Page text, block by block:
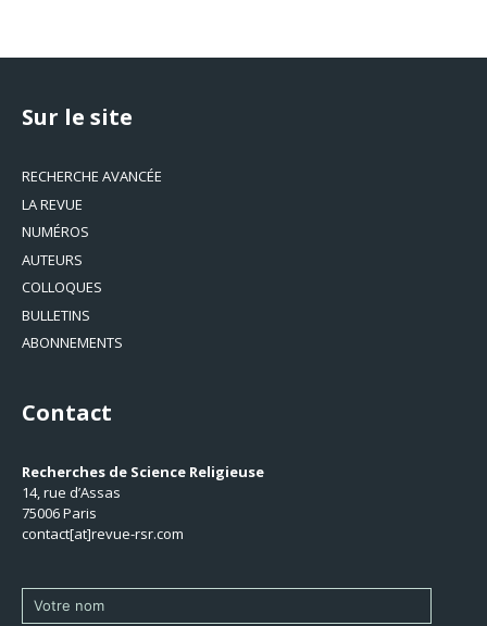
Sur le site
RECHERCHE AVANCÉE
LA REVUE
NUMÉROS
AUTEURS
COLLOQUES
BULLETINS
ABONNEMENTS
Contact
Recherches de Science Religieuse
14, rue d’Assas
75006 Paris
contact[at]revue-rsr.com